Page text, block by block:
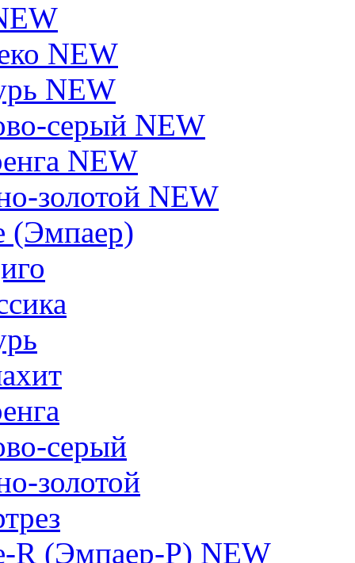
NEW
NEW
серый NEW
NEW
золотой NEW
(Эмпаер)
серый
золотой
R (Эмпаер-P) NEW